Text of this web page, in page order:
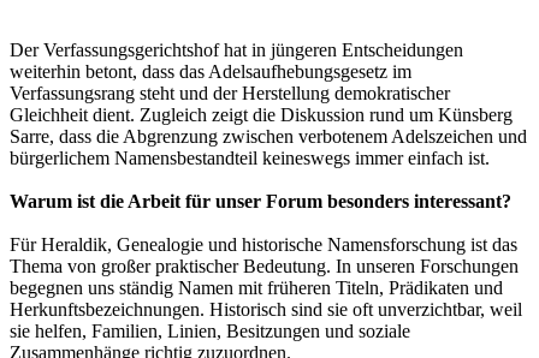
Der Verfassungsgerichtshof hat in jüngeren Entscheidungen
weiterhin betont, dass das Adelsaufhebungsgesetz im
Verfassungsrang steht und der Herstellung demokratischer
Gleichheit dient. Zugleich zeigt die Diskussion rund um Künsberg
Sarre, dass die Abgrenzung zwischen verbotenem Adelszeichen und
bürgerlichem Namensbestandteil keineswegs immer einfach ist.
Warum ist die Arbeit für unser Forum besonders interessant?
Für Heraldik, Genealogie und historische Namensforschung ist das
Thema von großer praktischer Bedeutung. In unseren Forschungen
begegnen uns ständig Namen mit früheren Titeln, Prädikaten und
Herkunftsbezeichnungen. Historisch sind sie oft unverzichtbar, weil
sie helfen, Familien, Linien, Besitzungen und soziale
Zusammenhänge richtig zuzuordnen.